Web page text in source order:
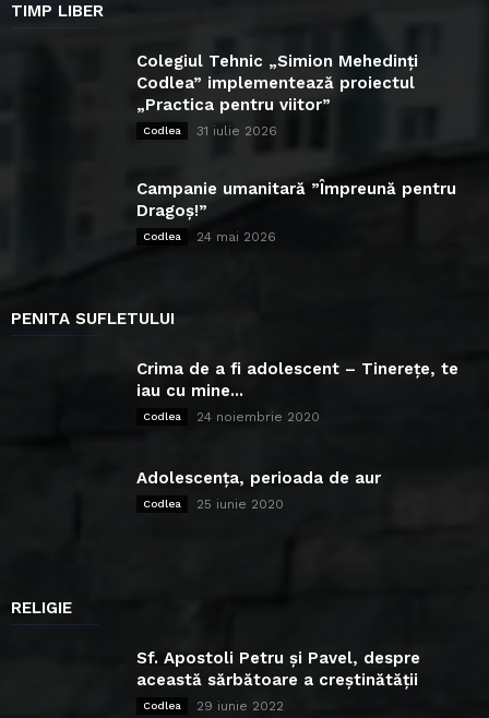
TIMP LIBER
Colegiul Tehnic „Simion Mehedinți
Codlea” implementează proiectul
„Practica pentru viitor”
Codlea 31 iulie 2026
Campanie umanitară ”Împreună pentru
Dragoș!”
Codlea 24 mai 2026
PENITA SUFLETULUI
Crima de a fi adolescent – Tinerețe, te
iau cu mine...
Codlea 24 noiembrie 2020
Adolescența, perioada de aur
Codlea 25 iunie 2020
RELIGIE
Sf. Apostoli Petru și Pavel, despre
această sărbătoare a creștinătății
Codlea 29 iunie 2022